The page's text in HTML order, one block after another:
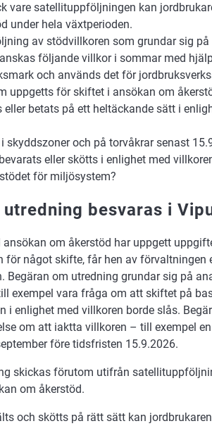
vare satellituppföljningen kan
under hela växtperioden.
av stödvillkoren som grundar sig
följande villkor i sommar med
och används det för
uppgetts för skiftet i ansökan om
betats på ett heltäckande sätt i
och på torvåkrar senast
eller skötts i enlighet med
för miljösystem?
utredning besvaras i
ansökan om åkerstöd har uppgett
för något skifte, får hen av förvaltningen
Begäran om utredning grundar sig på
exempel vara fråga om att skiftet på
i enlighet med villkoren borde slås.
om att iaktta villkoren – till exempel
före tidsfristen 15.9.2026.
skickas förutom utifrån
om åkerstöd.
och skötts på rätt sätt kan